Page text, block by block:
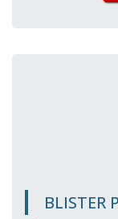
BLISTER